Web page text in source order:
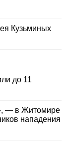
Кузьминых
до 11
— в Житомире
нападения